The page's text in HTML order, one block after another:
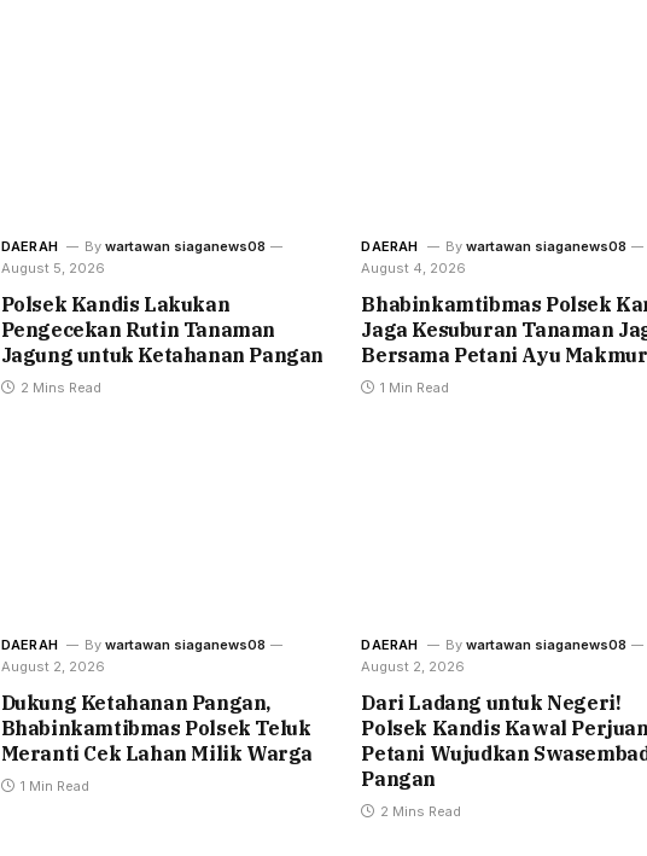
DAERAH By wartawan siaganews08
August 5, 2026
Polsek Kandis Lakukan
Pengecekan Rutin Tanaman
Jagung untuk Ketahanan Pangan
2 Mins Read
DAERAH By wartawan siaganews08
August 4, 2026
Bhabinkamtibmas Polsek
Jaga Kesuburan Tanaman
Bersama Petani Ayu Makmur
1 Min Read
DAERAH By wartawan siaganews08
August 2, 2026
Dukung Ketahanan Pangan,
Bhabinkamtibmas Polsek Teluk
Meranti Cek Lahan Milik Warga
1 Min Read
DAERAH By wartawan siaganews08
August 2, 2026
Dari Ladang untuk Negeri!
Polsek Kandis Kawal
Petani Wujudkan
Pangan
2 Mins Read